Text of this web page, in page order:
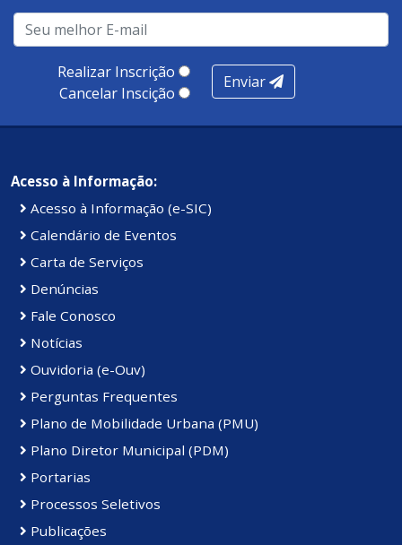
Realizar Inscrição
Cancelar Inscição
Enviar
Acesso à Informação:
Acesso à Informação (e-SIC)
Calendário de Eventos
Carta de Serviços
Denúncias
Fale Conosco
Notícias
Ouvidoria (e-Ouv)
Perguntas Frequentes
Plano de Mobilidade Urbana (PMU)
Plano Diretor Municipal (PDM)
Portarias
Processos Seletivos
Publicações